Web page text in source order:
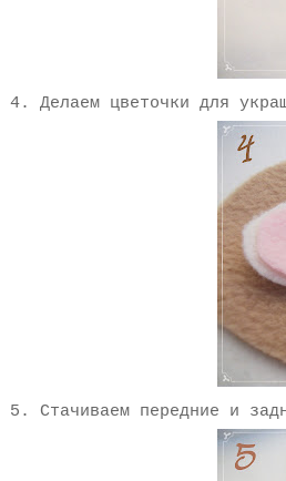
4. Делаем цветочки для
5. Стачиваем передние и